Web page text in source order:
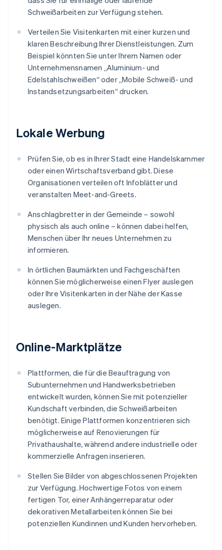
Schweißarbeiten zur Verfügung stehen.
Verteilen Sie Visitenkarten mit einer kurzen und
klaren Beschreibung Ihrer Dienstleistungen. Zum
Beispiel könnten Sie unter Ihrem Namen oder
Unternehmensnamen „Aluminium- und
Edelstahlschweißen“ oder „Mobile Schweiß- und
Instandsetzungsarbeiten“ drucken.
Lokale Werbung
Prüfen Sie, ob es in Ihrer Stadt eine Handelskammer
oder einen Wirtschaftsverband gibt. Diese
Organisationen verteilen oft Infoblätter und
veranstalten Meet-and-Greets.
Anschlagbretter in der Gemeinde – sowohl
physisch als auch online – können dabei helfen,
Menschen über Ihr neues Unternehmen zu
informieren.
In örtlichen Baumärkten und Fachgeschäften
können Sie möglicherweise einen Flyer auslegen
oder Ihre Visitenkarten in der Nähe der Kasse
auslegen.
Online-Marktplätze
Plattformen, die für die Beauftragung von
Subunternehmen und Handwerksbetrieben
entwickelt wurden, können Sie mit potenzieller
Kundschaft verbinden, die Schweißarbeiten
benötigt. Einige Plattformen konzentrieren sich
möglicherweise auf Renovierungen für
Privathaushalte, während andere industrielle oder
kommerzielle Anfragen inserieren.
Stellen Sie Bilder von abgeschlossenen Projekten
zur Verfügung. Hochwertige Fotos von einem
fertigen Tor, einer Anhängerreparatur oder
dekorativen Metallarbeiten können Sie bei
potenziellen Kundinnen und Kunden hervorheben.